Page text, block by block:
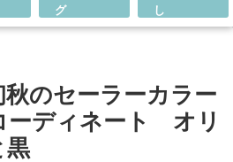
グ
し
のセーラーカラー
ーディネート オリ
黒